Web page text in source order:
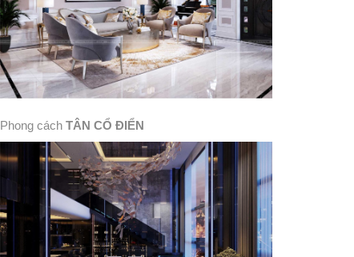
Phong cách TÂN CỔ ĐIỂN